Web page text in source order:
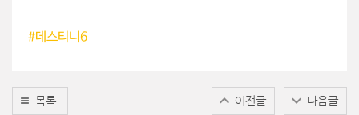
#데스티니6
목록 이전글 다음글